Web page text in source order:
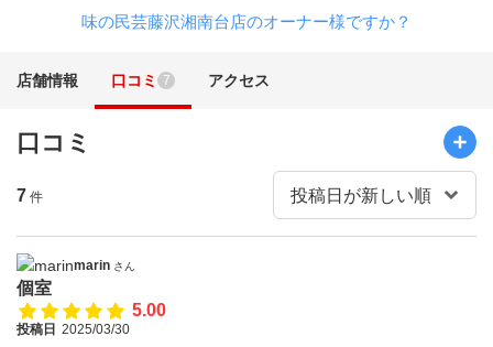
味の民芸藤沢湘南台店のオーナー様ですか？
店舗情報 口コミ 7 アクセス
口コミ
7 件
marin さん
個室
5.00
投稿日 2025/03/30